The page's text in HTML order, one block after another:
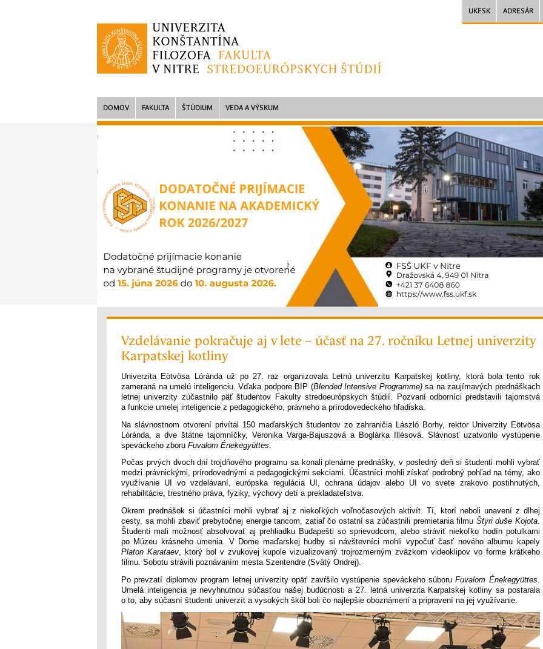
UKF.SK ADRESÁR
DOMOV FAKULTA ŠTÚDIUM VEDA A VÝSKUM
Vzdelávanie pokračuje aj v lete – účasť na 27. ročníku Letnej univerzity
Karpatskej kotliny
Univerzita Eötvösa Lóránda už po 27. raz organizovala Letnú univerzitu Karpatskej kotliny, ktorá bola tento rok
zameraná na umelú inteligenciu. Vďaka podpore BIP (Blended Intensive Programme)sa na zaujímavých prednáškach
letnej univerzity zúčastnilo päť študentov Fakulty stredoeurópskych štúdií. Pozvaní odborníci predstavili tajomstvá
a funkcie umelej inteligencie z pedagogického, právneho a prírodovedeckého hľadiska.
Na slávnostnom otvorení privítal 150 maďarských študentov zo zahraničia László Borhy, rektor Univerzity Eötvösa
Lóránda, a dve štátne tajomníčky, Veronika Varga-Bajuszová a Boglárka Illésová. Slávnosť uzatvorilo vystúpenie
speváckeho zboru Fuvalom Énekegyüttes
Počas prvých dvoch dní trojdňového programu sa konali plenárne prednášky, v posledný deň si študenti mohli vybrať
medzi právnickými, prírodovednými a pedagogickými sekciami. Účastníci mohli získať podrobný pohľad na témy, ako
využívanie UI vo vzdelávaní, európska regulácia UI, ochrana údajov alebo UI vo svete zrakovo postihnutých,
rehabilitácie, trestného práva, fyziky, výchovy detí a prekladateľstva.
Okrem prednášok si účastníci mohli vybrať aj z niekoľkých voľnočasových aktivít. Tí, ktorí neboli unavení z dlhej
cesty, sa mohli zbaviť prebytočnej energie tancom, zatiaľ čo ostatní sa zúčastnili premietania filmu Štyri duše Kojota.
Študenti mali možnosť absolvovať aj prehliadku Budapešti so sprievodcom, alebo stráviť niekoľko hodín potulkami
po Múzeu krásneho umenia. V Dome maďarskej hudby si návštevníci mohli vypočuť časť nového albumu kapely
Platon Karataev, ktorý bol v zvukovej kupole vizualizovaný trojrozmerným zväzkom videoklipov vo forme krátkeho
filmu. Sobotu strávili poznávaním mesta Szentendre (Svätý Ondrej).
Po prevzatí diplomov program letnej univerzity opäť zavŕšilo vystúpenie speváckeho súboruFuvalom Énekegyüttes
Umelá inteligencia je nevyhnutnou súčasťou našej budúcnosti a 27. letná univerzita Karpatskej kotliny sa postarala
o to, aby súčasní študenti univerzít a vysokých škôl boli čo najlepšie oboznámení a pripravení na jej využívanie.